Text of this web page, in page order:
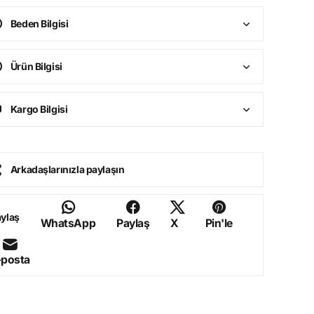
Beden Bilgisi
Ürün Bilgisi
Kargo Bilgisi
Arkadaşlarınızla paylaşın
WhatsApp Paylaş X Pin'le